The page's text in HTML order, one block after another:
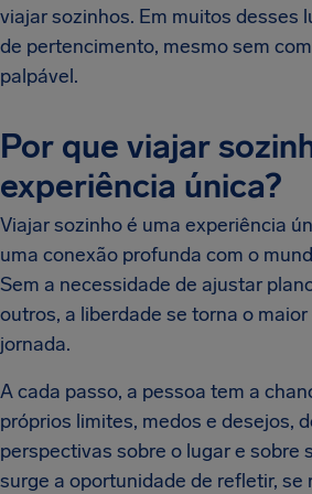
viajar sozinhos. Em muitos desses
de pertencimento, mesmo sem
palpável.
Por que viajar
experiência única?
Viajar sozinho é uma experiência
uma conexão profunda com o
Sem a necessidade de ajustar
outros, a liberdade se torna o
jornada.
A cada passo, a pessoa tem a
próprios limites, medos e desejos,
perspectivas sobre o lugar e sobre
surge a oportunidade de refletir,